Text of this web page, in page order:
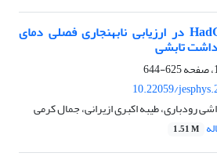
کارایی مدل HadGEM2-ES در ارزیابی نابهنجاری فصلی دمای
تابشی
625-644
10.22059/
رودباری، طیبه اکبری ازیرانی، جمال کرمی
1.51 M